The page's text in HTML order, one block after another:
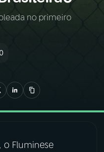
no primeiro
o Fluminese